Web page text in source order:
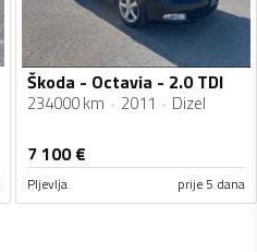
Škoda - Octavia - 2.0 TDI
234000 km 2011 Dizel
7 100€
Pljevlja prije 5 dana